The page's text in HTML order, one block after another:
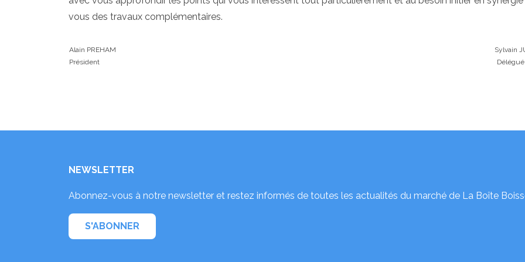
vous des travaux complémentaires.
Alain PREHAM
Président
Sylvain
NEWSLETTER
Abonnez-vous à notre newsletter et restez informés de toutes les actualités du marché de La Boîte
S'ABONNER